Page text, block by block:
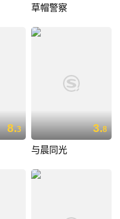
草帽警察
8.3 3.8
与晨同光